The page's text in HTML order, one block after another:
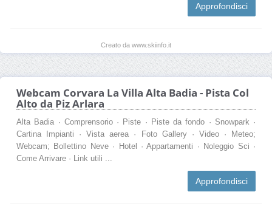
Approfondisci
Creato da www.skiinfo.it
Webcam Corvara La Villa Alta Badia - Pista Col
Alto da Piz Arlara
Alta Badia · Comprensorio · Piste · Piste da fondo · Snowpark ·
Cartina Impianti · Vista aerea · Foto Gallery · Video · Meteo;
Webcam; Bollettino Neve · Hotel · Appartamenti · Noleggio Sci ·
Come Arrivare · Link utili ...
Approfondisci